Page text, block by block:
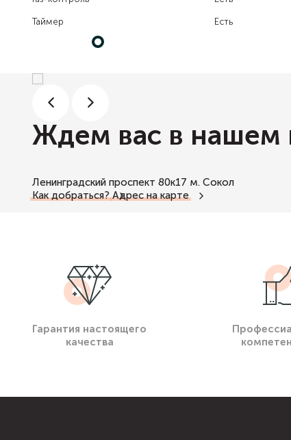
Таймер Есть
Ждем вас в нашем
Ленинградский проспект 80к17 м. Сокол
Как добраться? Адрес на карте
Гарантия настоящего
качества